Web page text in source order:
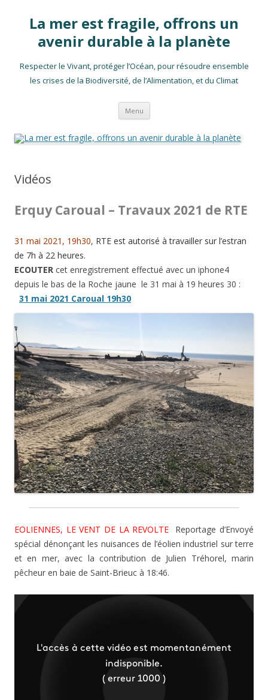
La mer est fragile, offrons un
avenir durable à la planète
Respecter le Vivant, protéger l’Océan, pour résoudre ensemble
les crises de la Biodiversité, de l’Alimentation, et du Climat
Menu Aller
contenu
Vidéos
Erquy Caroual – Travaux 2021 de RTE
31 mai 2021, 19h30, RTE est autorisé à travailler sur l’estran
de 7h à 22 heures.
ECOUTER cet enregistrement effectué avec un iphone4
depuis le bas de la Roche jaune le 31 mai à 19 heures 30 :
31 mai 2021 Caroual 19h30
EOLIENNES, LE VENT DE LA REVOLTE Reportage d’Envoyé
spécial dénonçant les nuisances de l’éolien industriel sur terre
et en mer, avec la contribution de Julien Tréhorel, marin
pêcheur en baie de Saint-Brieuc à 18:46.